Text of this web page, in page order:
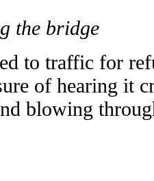
the bridge
to traffic for
of hearing it
blowing